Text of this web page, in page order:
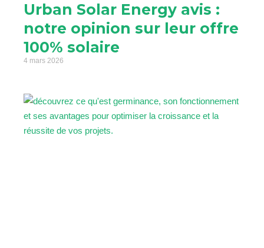
Urban Solar Energy avis :
notre opinion sur leur offre
100% solaire
4 mars 2026